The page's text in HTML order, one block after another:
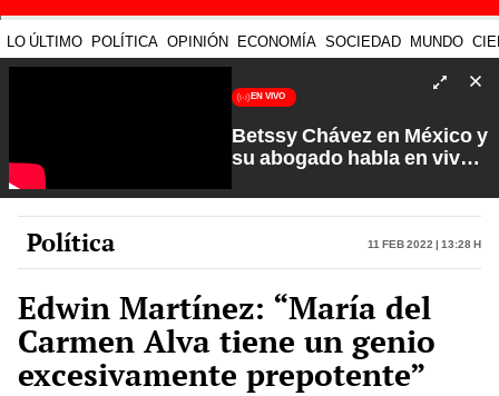
LO ÚLTIMO POLÍTICA OPINIÓN ECONOMÍA SOCIEDAD MUNDO
EN VIVO
Betssy Chávez en México y
su abogado habla en vivo |
Carlos Cornejo
Política 11 Feb 2022 | 13:28 h
Edwin Martínez: “María del
Carmen Alva tiene un genio
excesivamente prepotente”